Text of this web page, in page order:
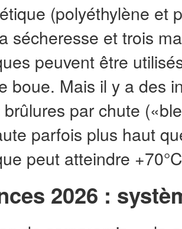
(polyéthylène et
sécheresse et trois
peuvent être
boue. Mais il y a des
par chute
parfois plus haut
peut atteindre
2026 :